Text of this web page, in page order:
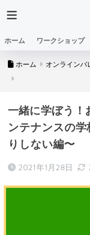
ホーム ワークショップ
ホーム オンラインバ
一緒に学ぼう！
ンテナンスの
りしない編〜
2021年1月28日